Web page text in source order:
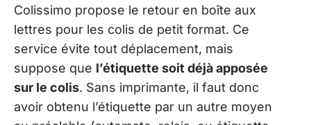
Colissimo propose le retour en boîte aux
lettres pour les colis de petit format. Ce
service évite tout déplacement, mais
suppose que l’étiquette soit déjà apposée
sur le colis. Sans imprimante, il faut donc
avoir obtenu l’étiquette par un autre moyen